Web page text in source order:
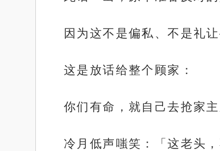
因为这不是偏私、不是礼
这是放话给整个顾家：
你们有命，就自己去抢家主
冷月低声嗤笑：「这老头